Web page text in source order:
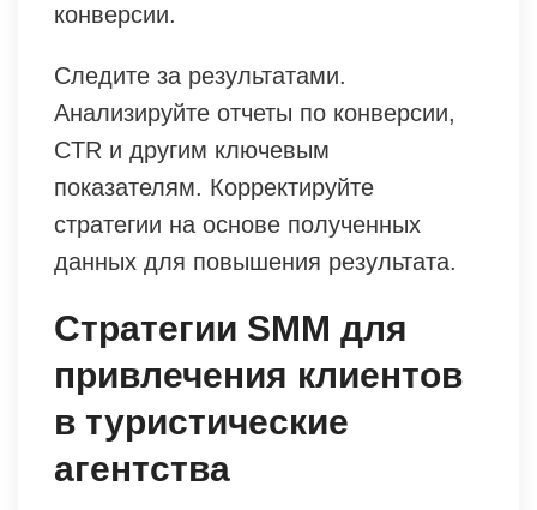
конверсии.
Следите за результатами.
Анализируйте отчеты по конверсии,
CTR и другим ключевым
показателям. Корректируйте
стратегии на основе полученных
данных для повышения результата.
Стратегии SMM для
привлечения клиентов
в туристические
агентства